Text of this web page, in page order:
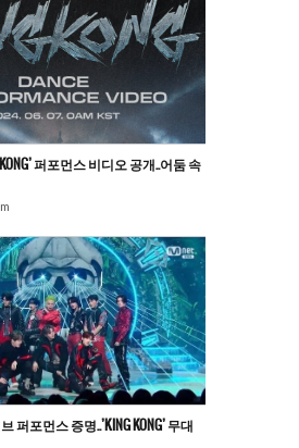
KONG’ 퍼포먼스 비디오 공개..어둠 속
퍼포먼스 증명..’KING KONG’ 무대